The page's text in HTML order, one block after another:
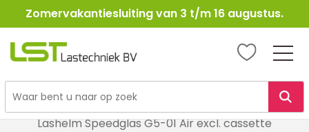
Ga
naar
Zomervakantiesluiting van 3 t/m 16 augustus.
LST
Lasbescherming
Lashelm Speedglas G5-01 Air excl. cassette